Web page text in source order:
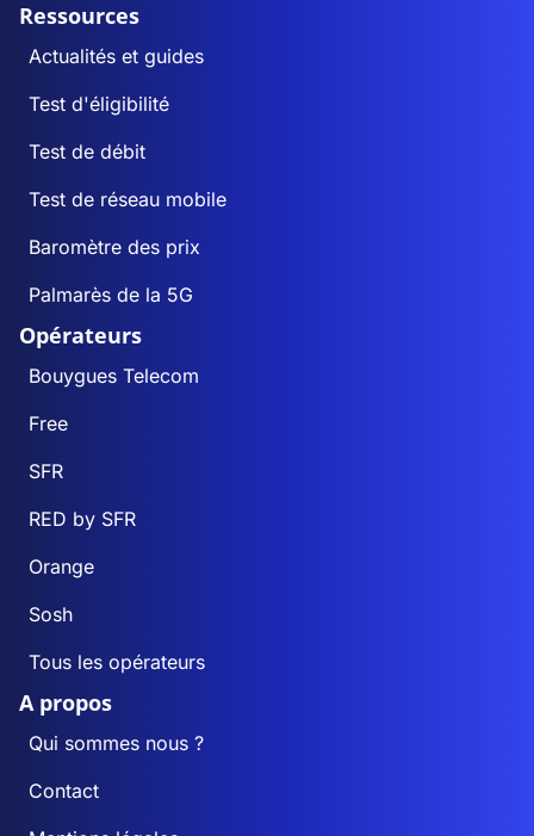
Ressources
Actualités et guides
Test d'éligibilité
Test de débit
Test de réseau mobile
Baromètre des prix
Palmarès de la 5G
Opérateurs
Bouygues Telecom
Free
SFR
RED by SFR
Orange
Sosh
Tous les opérateurs
A propos
Qui sommes nous ?
Contact